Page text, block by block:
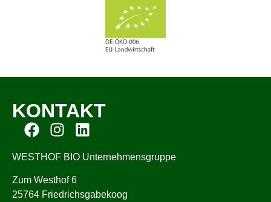
KONTAKT
WESTHOF BIO Unternehmensgruppe
Zum Westhof 6
25764 Friedrichsgabekoog